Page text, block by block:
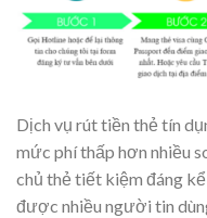
Dịch vụ rút tiền thẻ tín
mức phí thấp hơn nhiều
chủ thẻ tiết kiệm đáng kể
được nhiều người tin